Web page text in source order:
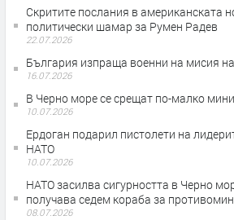
Скритите послания в американската
политически шамар за Румен Радев
22.07.2026
България изпраща военни на мисия
16.07.2026
В Черно море се срещат по-малко
10.07.2026
Ердоган подарил пистолети на
НАТО
10.07.2026
НАТО засилва сигурността в Черно
получава седем кораба за
08.07.2026